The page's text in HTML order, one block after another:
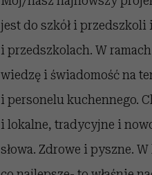
jest do szkół i
i przedszkolach. W
wiedzę i świadomość na
i personelu kuchennego.
i lokalne, tradycyjne i
słowa. Zdrowe i pyszne.